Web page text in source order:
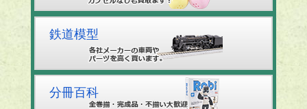
鉄道模型
分冊百科